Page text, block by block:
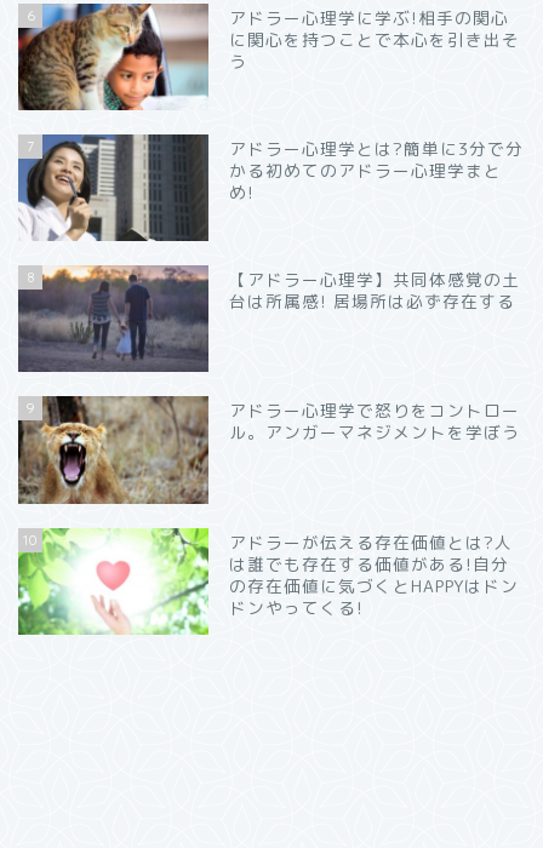
6
アドラー心理学に学ぶ!相手の関心
に関心を持つことで本心を引き出そ
う
7
アドラー心理学とは?簡単に3分で分
かる初めてのアドラー心理学まと
め!
8
【アドラー心理学】共同体感覚の土
台は所属感! 居場所は必ず存在する
9
アドラー心理学で怒りをコントロー
ル。アンガーマネジメントを学ぼう
10
アドラーが伝える存在価値とは?人
は誰でも存在する価値がある!自分
の存在価値に気づくとHAPPYはドン
ドンやってくる!